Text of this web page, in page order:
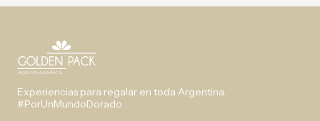
Experiencias para regalar en toda Argentina.
#PorUnMundoDorado